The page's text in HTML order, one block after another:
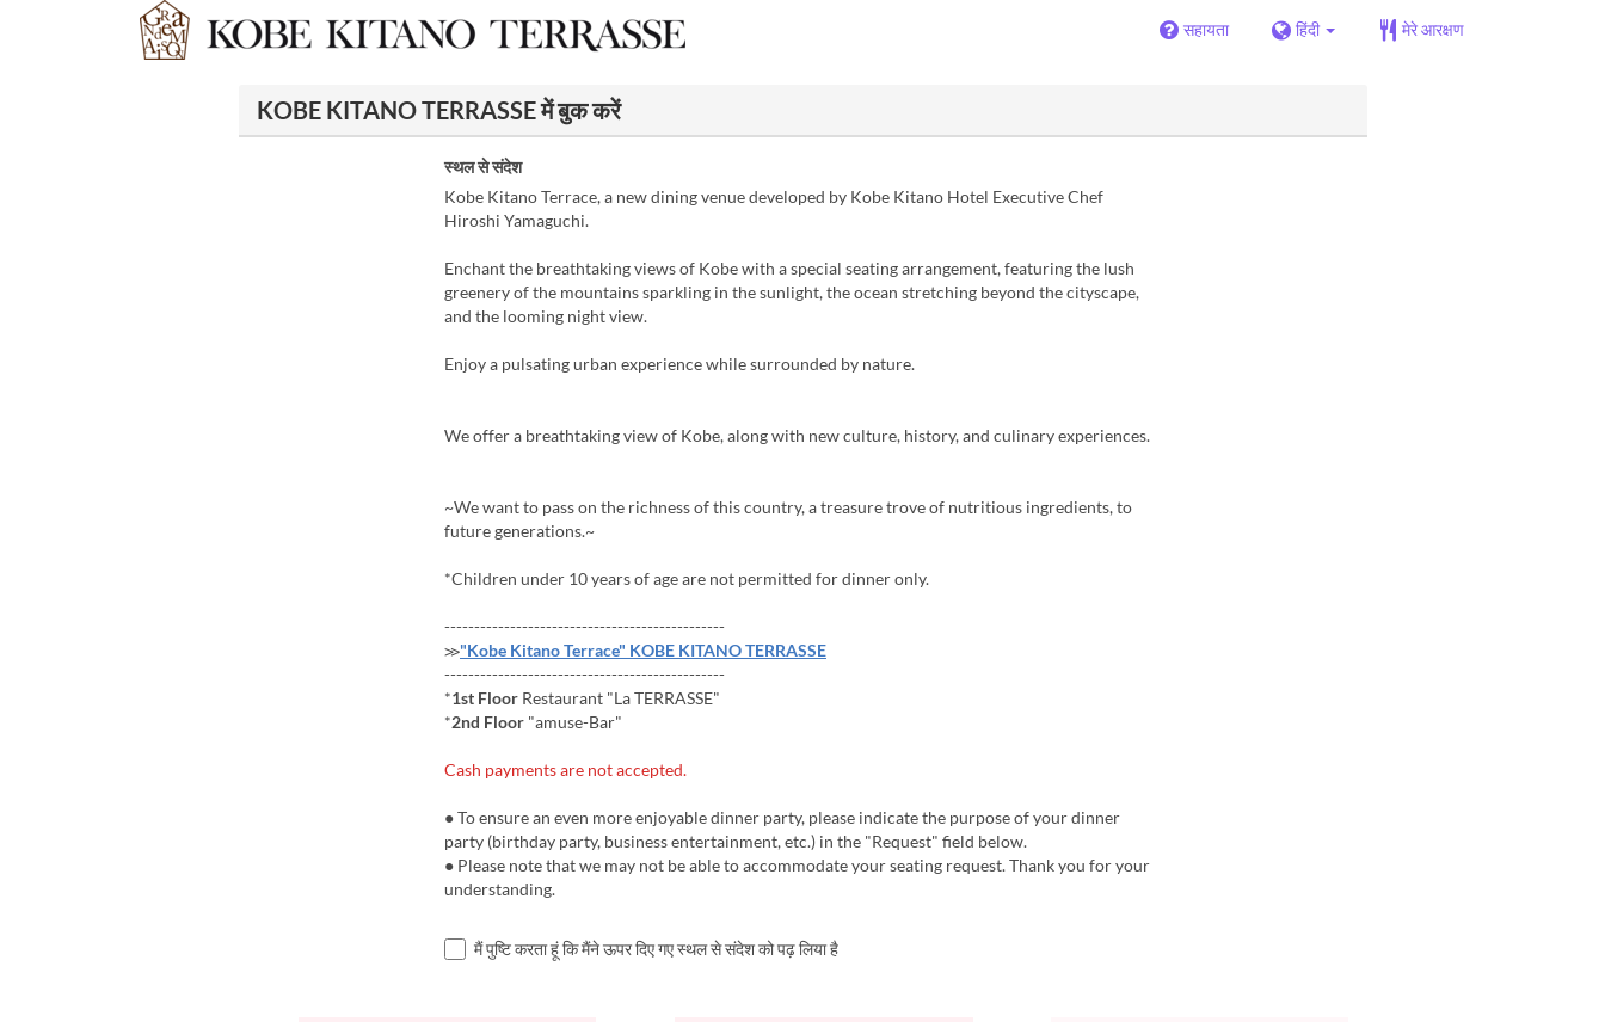
सहायता हिंदी मेरे आरक्षण
KOBE KITANO TERRASSE में बुक करें
स्थल से संदेश
Kobe Kitano Terrace, a new dining venue developed by Kobe Kitano Hotel Executive Chef
Hiroshi Yamaguchi.
Enchant the breathtaking views of Kobe with a special seating arrangement, featuring the lush
greenery of the mountains sparkling in the sunlight, the ocean stretching beyond the cityscape,
and the looming night view.
Enjoy a pulsating urban experience while surrounded by nature.
We offer a breathtaking view of Kobe, along with new culture, history, and culinary experiences.
~We want to pass on the richness of this country, a treasure trove of nutritious ingredients, to
future generations.~
*Children under 10 years of age are not permitted for dinner only.
-----------------------------------------------
≫"Kobe Kitano Terrace" KOBE KITANO TERRASSE
-----------------------------------------------
*1st FloorRestaurant "La TERRASSE"
*2nd Floor"amuse-Bar"
Cash payments are not accepted.
● To ensure an even more enjoyable dinner party, please indicate the purpose of your dinner
party (birthday party, business entertainment, etc.) in the "Request" field below.
● Please note that we may not be able to accommodate your seating request. Thank you for your
understanding.
मैं पुष्टि करता हूं कि मैंने ऊपर दिए गए स्थल से संदेश को पढ़ लिया है